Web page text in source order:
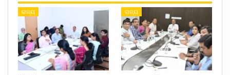
ରାଜ୍ୟ ରାଜ୍ୟ